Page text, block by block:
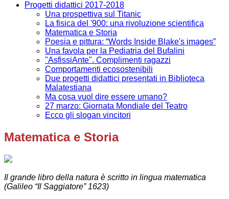
Progetti didattici 2017-2018
Una prospettiva sul Titanic
La fisica del '900: una rivoluzione scientifica
Matematica e Storia
Poesia e pittura: “Words Inside Blake's images”
Una favola per la Pediatria del Bufalini
"AsfissiAnte". Complimenti ragazzi
Comportamenti ecosostenibili
Due progetti didattici presentati in Biblioteca
Malatestiana
Ma cosa vuol dire essere umano?
27 marzo: Giornata Mondiale del Teatro
Ecco gli slogan vincitori
Matematica e Storia
Il grande libro della natura è scritto in lingua matematica
(Galileo “Il Saggiatore” 1623)